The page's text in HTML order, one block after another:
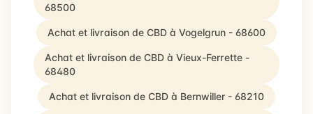
68500
Achat et livraison de CBD à Vogelgrun - 68600
Achat et livraison de CBD à Vieux-Ferrette -
68480
Achat et livraison de CBD à Bernwiller - 68210